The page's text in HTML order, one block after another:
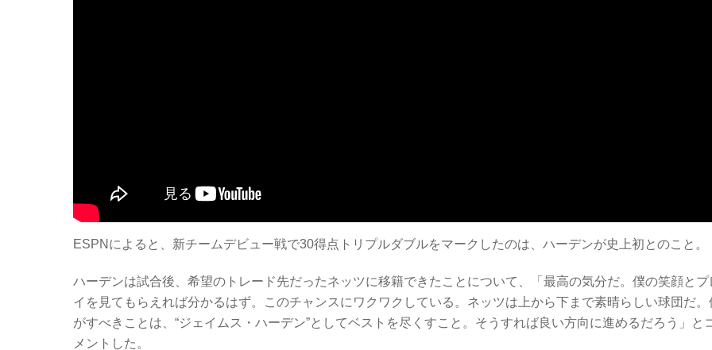
ESPNによると、新チームデビュー戦で30得点トリプルダブルをマークしたのは、ハーデンが史上初とのこと。
ハーデンは試合後、希望のトレード先だったネッツに移籍できたことについて、「最高の気分だ。僕の笑顔とプ
イを見てもらえれば分かるはず。このチャンスにワクワクしている。ネッツは上から下まで素晴らしい球団だ。
がすべきことは、“ジェイムス・ハーデン”としてベストを尽くすこと。そうすれば良い方向に進めるだろう」と
メントした。